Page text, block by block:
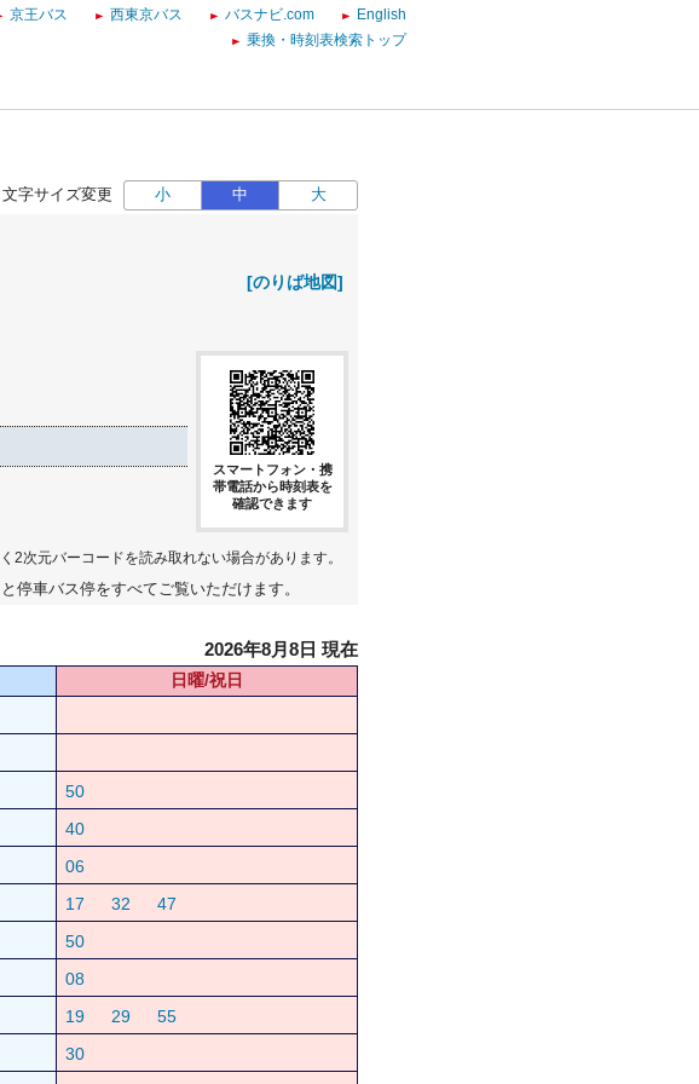
京王バス 西東京バス バスナビ.com
English
乗換・時刻表検索トップ
文字サイズ変更 小 中 大
[のりば地図]
スマートフォン・携
帯電話から時刻表を
確認できます
2次元バーコードを読み取れない場合があります。
停車バス停をすべてご覧いただけます。
2026年8月8日 現在
日曜/祝日
50
40
06
17 32
47
50
08
19 29
55
30